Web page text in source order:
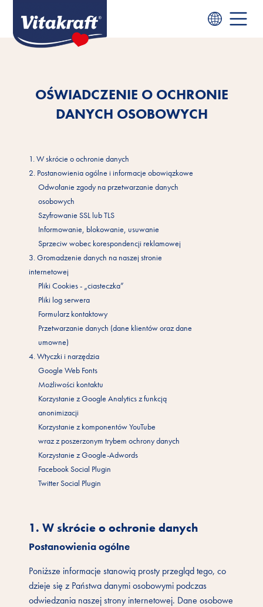
OŚWIADCZENIE O OCHRONIE
DANYCH OSOBOWYCH
1. W skrócie o ochronie danych
2. Postanowienia ogólne i informacje obowiązkowe
Odwołanie zgody na przetwarzanie danych
osobowych
Szyfrowanie SSL lub TLS
Informowanie, blokowanie, usuwanie
Sprzeciw wobec korespondencji reklamowej
3. Gromadzenie danych na naszej stronie
internetowej
Pliki Cookies - „ciasteczka”
Pliki log serwera
Formularz kontaktowy
Przetwarzanie danych (dane klientów oraz dane
umowne)
4. Wtyczki i narzędzia
Google Web Fonts
Możliwości kontaktu
Korzystanie z Google Analytics z funkcją
anonimizacji
Korzystanie z komponentów YouTube
wraz z poszerzonym trybem ochrony danych
Korzystanie z Google-Adwords
Facebook Social Plugin
Twitter Social Plugin
1. W skrócie o ochronie danych
Postanowienia ogólne
Poniższe informacje stanowią prosty przegląd tego, co
dzieje się z Państwa danymi osobowymi podczas
odwiedzania naszej strony internetowej. Dane osobowe